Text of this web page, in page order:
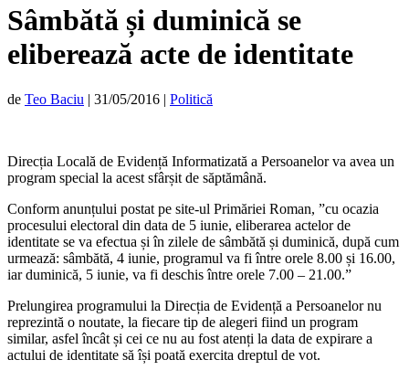
Sâmbătă și duminică se
eliberează acte de identitate
de Teo Baciu | 31/05/2016 | Politică
Direcția Locală de Evidență Informatizată a Persoanelor va avea un
program special la acest sfârșit de săptămână.
Conform anunțului postat pe site-ul Primăriei Roman, ”cu ocazia
procesului electoral din data de 5 iunie, eliberarea actelor de
identitate se va efectua și în zilele de sâmbătă și duminică, după cum
urmează: sâmbătă, 4 iunie, programul va fi între orele 8.00 și 16.00,
iar duminică, 5 iunie, va fi deschis între orele 7.00 – 21.00.”
Prelungirea programului la Direcția de Evidență a Persoanelor nu
reprezintă o noutate, la fiecare tip de alegeri fiind un program
similar, asfel încât și cei ce nu au fost atenți la data de expirare a
actului de identitate să își poată exercita dreptul de vot.